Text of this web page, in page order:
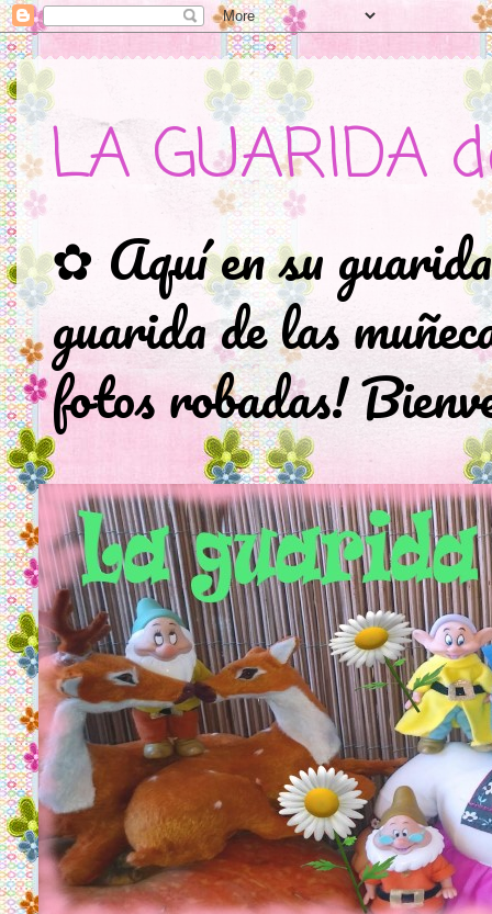
LA GUARIDA
✿ Aquí en su
guarida de las
fotos robadas!